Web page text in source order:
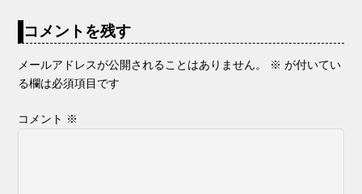
コメントを残す
メールアドレスが公開されることはありません。 ※ が付いてい
る欄は必須項目です
コメント ※